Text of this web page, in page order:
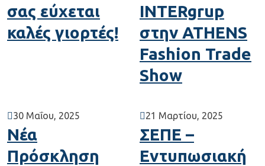
σας εύχεται
καλές γιορτές!
INTERgrup
στην ATHENS
Fashion Trade
Show
30 Μαΐου, 2025
Νέα
Πρόσκληση
21 Μαρτίου, 2025
ΣΕΠΕ –
Εντυπωσιακή